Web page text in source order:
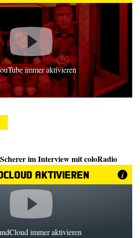
immer aktivieren
im Interview mit coloRadio
aktivieren i
immer aktivieren